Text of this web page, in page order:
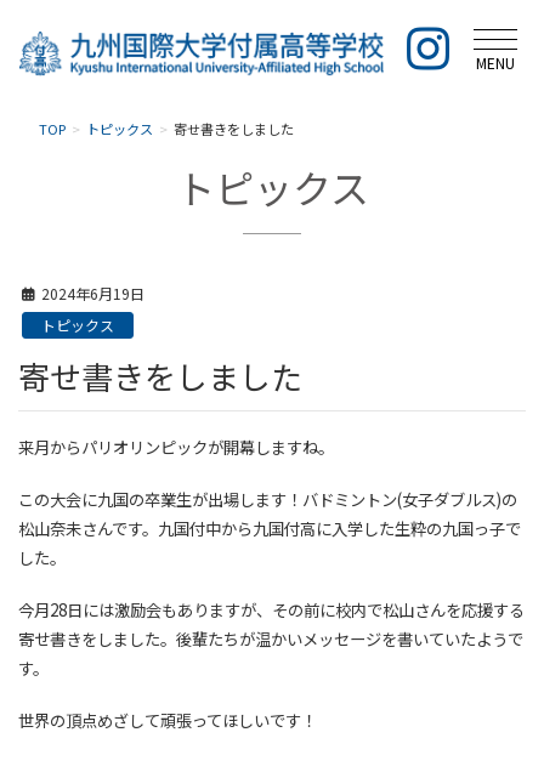
MENU
TOP トピックス 寄せ書きをしました
トピックス
2024年6月19日
トピックス
寄せ書きをしました
来月からパリオリンピックが開幕しますね。
この大会に九国の卒業生が出場します！バドミントン(女子ダブルス)の
松山奈未さんです。 九国付中から九国付高に入学した生粋の九国っ子で
した。
今月28日には激励会もありますが、その前に校内で松山さんを応援する
寄せ書きをしました。後輩たちが温かいメッセージを書いていたようで
す。
世界の頂点めざして頑張ってほしいです！